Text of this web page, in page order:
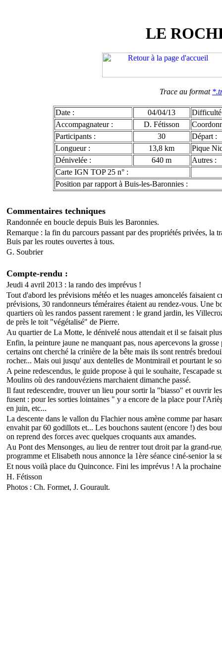
LE
Trace au format
Date : 04/04/13
Accompagnateur :
D. Fétisson
Participants :
30
Départ :
Longueur :
13,8 km
Pique
Dénivelée :
640 m
Autres :
Carte IGN TOP 25 n° :
Position par rapport à Buis-les-Baronnies :
Commentaires techniques
Randonnée en boucle depuis Buis les Baronnies.
Remarque : la fin du parcours passant par des propriétés privées, la
Buis par les routes ouvertes à tous.
G. Soubrier
Compte-rendu :
Jeudi 4 avril 2013 : la rando des imprévus !
Tout d'abord les prévisions météo et les nuages amoncelés
prévisions, 30 randonneurs téméraires étaient au rendez-vous. Une
quartiers où les randos passent rarement : le grand jardin, les
de près le toit "végétalisé" de Pierre.
Au quartier de La Motte, le dénivelé nous attendait et il se faisait
Enfin, la peinture jaune ne manquant pas, nous apercevons la
certains ont cherché la crinière de la bête mais ils sont rentrés
rocher... Mais oui jusqu' aux dentelles de Montmirail et pourtant le
A peine redescendus, le guide propose à qui le souhaite,
Moulins où des randouvéziens marchaient dimanche passé.
Il faut redescendre, trouver un lieu pour sortir la "biasso" et ouvrir
fusent : pour les sorties lointaines " y a encore de la place pour
en juin, etc...
La descente dans le vallon du Flachier nous amène comme par
envahit par 60 godillots et... Les bouchons sautent (encore !) des
on reprend des forces avec quelques croquants aux amandes.
Au Pont des Mensonges, au lieu de rentrer tout droit par la grand-
programme et Elisabeth nous annonce la 1ère séance ciné-senior la
Et nous voilà place du Quinconce. Fini les imprévus ! A la
H. Fétisson
Photos : Ch. Formet, J. Gourault.